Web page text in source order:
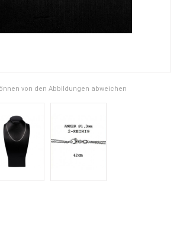
von den Abbildungen abweichen